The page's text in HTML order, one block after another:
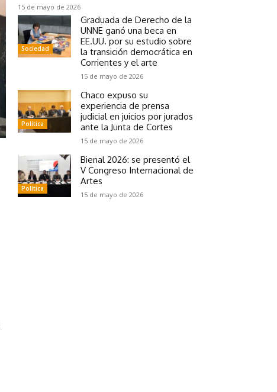
15 de mayo de 2026
Sociedad
Graduada de Derecho de la
UNNE ganó una beca en
EE.UU. por su estudio sobre
la transición democrática en
Corrientes y el arte
15 de mayo de 2026
Política
Chaco expuso su
experiencia de prensa
judicial en juicios por jurados
ante la Junta de Cortes
15 de mayo de 2026
Política
Bienal 2026: se presentó el
V Congreso Internacional de
Artes
15 de mayo de 2026